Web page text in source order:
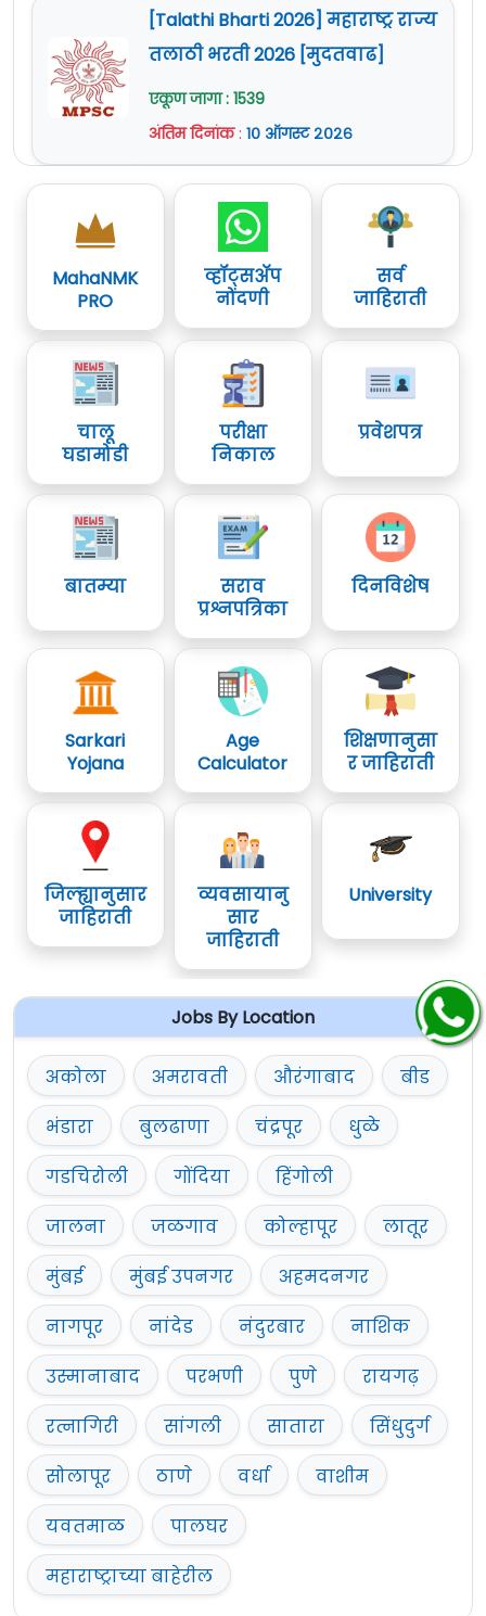
[Talathi Bharti 2026] महाराष्ट्र राज्य
तलाठी भरती 2026 [मुदतवाढ]
एकूण जागा : 1539
अंतिम दिनांक: १० ऑगस्ट २०२६
MahaNMK
PRO
व्हॉट्सॲप
नोंदणी
सर्व
जाहिराती
चालू
घडामोडी
परीक्षा
निकाल
प्रवेशपत्र
बातम्या
सराव
प्रश्नपत्रिका
दिनविशेष
Sarkari
Yojana
Age
Calculator
शिक्षणानुसा
र जाहिराती
जिल्ह्यानुसार
जाहिराती
व्यवसायानु
सार
जाहिराती
University
Jobs By Location
अकोला अमरावती औरंगाबाद
बीड
भंडारा
बुलढाणा चंद्रपूर
धुळे
गडचिरोली
गोंदिया
हिंगोली
जालना
जळगाव कोल्हापूर
लातूर
मुंबई
मुंबई उपनगर
अहमदनगर
नागपूर
नांदेड नंदुरबार
नाशिक
उस्मानाबाद
परभणी पुणे
रायगढ़
रत्नागिरी
सांगली सातारा
सिंधुदुर्ग
सोलापूर
ठाणे वर्धा
वाशीम
यवतमाळ
पालघर
महाराष्ट्राच्या बाहेरील